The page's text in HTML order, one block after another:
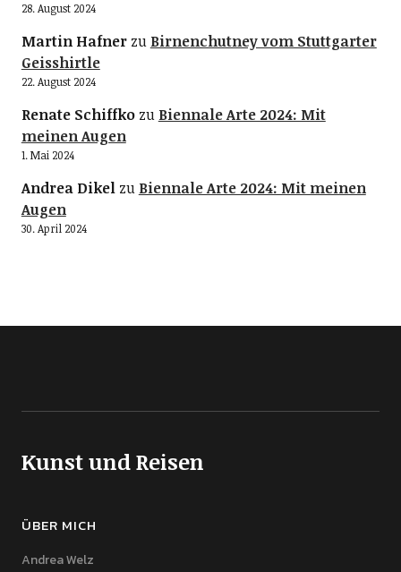
28. August 2024
Martin Hafnerzu Birnenchutney vom Stuttgarter
Geisshirtle
22. August 2024
Renate Schiffkozu Biennale Arte 2024: Mit
meinen Augen
1. Mai 2024
Andrea Dikelzu Biennale Arte 2024: Mit meinen
Augen
30. April 2024
Kunst und Reisen
ÜBER MICH
Andrea Welz